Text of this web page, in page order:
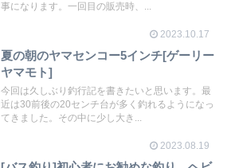
事になります。一回目の販売時、...
2023.10.17
夏の朝のヤマセンコー5インチ[ゲーリー
ヤマモト]
今回は久しぶり釣行記を書きたいと思います。最
近は30前後の20センチ台が多く釣れるようになっ
てきました。その中に少し大き...
2023.08.19